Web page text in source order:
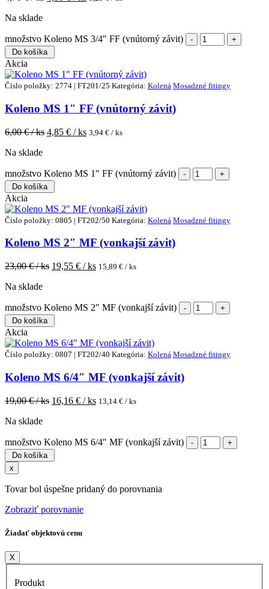
Na sklade
množstvo Koleno MS 3/4″ FF (vnútorný závit)
Do košíka
Akcia
Číslo položky: 2774 | FT201/25 Kategória: Kolená Mosadzné fitingy
Koleno MS 1″ FF (vnútorný závit)
6,00€ / ks 4,85 € / ks 3,94 € / ks
Na sklade
množstvo Koleno MS 1″ FF (vnútorný závit)
Do košíka
Akcia
Číslo položky: 0805 | FT202/50 Kategória: Kolená Mosadzné fitingy
Koleno MS 2″ MF (vonkajší závit)
23,00€ / ks 19,55 € / ks 15,89 € / ks
Na sklade
množstvo Koleno MS 2″ MF (vonkajší závit)
Do košíka
Akcia
Číslo položky: 0807 | FT202/40 Kategória: Kolená Mosadzné fitingy
Koleno MS 6/4″ MF (vonkajší závit)
19,00€ / ks 16,16 € / ks 13,14 € / ks
Na sklade
množstvo Koleno MS 6/4″ MF (vonkajší závit)
Do košíka
x
Tovar bol úspešne pridaný do porovnania
Zobraziť porovnanie
Žiadať objektovú cenu
X
Produkt